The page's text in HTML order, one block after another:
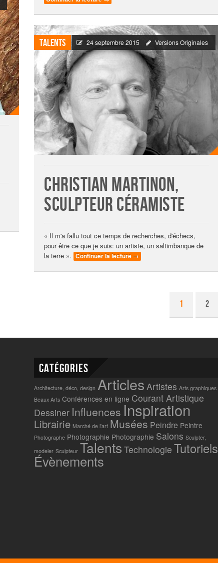
Talents 24 septembre 2015 Versions Originales
Christian Martinon,
sculpteur céramiste
« Il m'a fallu tout ce temps de recherches, d'échecs,
pour être ce que je suis: un artiste, un saltimbanque de
la terre ». Continuer la lecture →
1 2
Catégories
Architecture, déco, design Articles Artistes Arts graphiques
Beaux Arts Conférences en ligne Courant Artistique
Dessiner Influences Inspiration
Librairie Marché de l'art Musées Peindre Peintre
Photographe Photographie Photographie Salons Sculpter,
modeler Sculpteur Talents Technologie Tutoriels
Évènements